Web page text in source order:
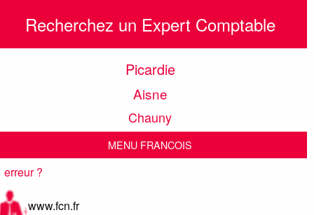
Recherchez un Expert Comptable
Picardie
Aisne
Chauny
MENU FRANCOIS
erreur ?
www.fcn.fr